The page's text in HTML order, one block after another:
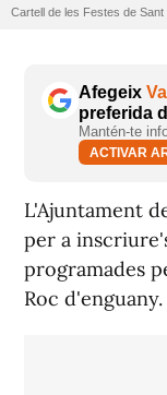
Cartell de les Festes de
Afegeix
preferida
Mantén-te
ACTIVAR
L'Ajuntament
per a
programades
Roc d'enguany.